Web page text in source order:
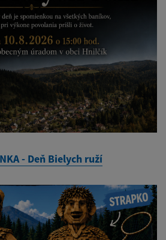
- Deň Bielych ruží